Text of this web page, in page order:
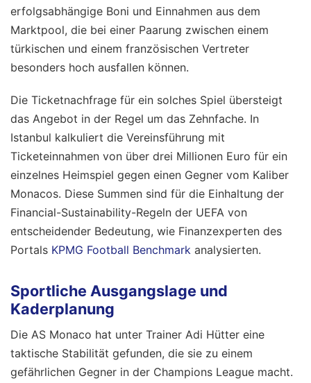
erfolgsabhängige Boni und Einnahmen aus dem
Marktpool, die bei einer Paarung zwischen einem
türkischen und einem französischen Vertreter
besonders hoch ausfallen können.
Die Ticketnachfrage für ein solches Spiel übersteigt
das Angebot in der Regel um das Zehnfache. In
Istanbul kalkuliert die Vereinsführung mit
Ticketeinnahmen von über drei Millionen Euro für ein
einzelnes Heimspiel gegen einen Gegner vom Kaliber
Monacos. Diese Summen sind für die Einhaltung der
Financial-Sustainability-Regeln der UEFA von
entscheidender Bedeutung, wie Finanzexperten des
Portals KPMG Football Benchmark analysierten.
Sportliche Ausgangslage und
Kaderplanung
Die AS Monaco hat unter Trainer Adi Hütter eine
taktische Stabilität gefunden, die sie zu einem
gefährlichen Gegner in der Champions League macht.